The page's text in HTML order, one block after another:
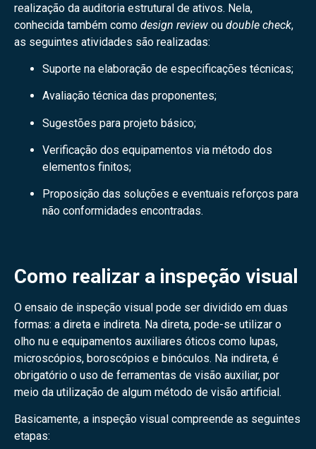
realização da auditoria estrutural de ativos. Nela,
conhecida também como design review ou double check,
as seguintes atividades são realizadas:
Suporte na elaboração de especificações técnicas;
Avaliação técnica das proponentes;
Sugestões para projeto básico;
Verificação dos equipamentos via método dos
elementos finitos;
Proposição das soluções e eventuais reforços para
não conformidades encontradas.
Como realizar a inspeção visual
O ensaio de inspeção visual pode ser dividido em duas
formas: a direta e indireta. Na direta, pode-se utilizar o
olho nu e equipamentos auxiliares óticos como lupas,
microscópios, boroscópios e binóculos. Na indireta, é
obrigatório o uso de ferramentas de visão auxiliar, por
meio da utilização de algum método de visão artificial.
Basicamente, a inspeção visual compreende as seguintes
etapas: